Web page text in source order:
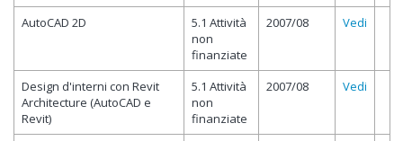
AutoCAD 2D
5.1 Attività
non
finanziate
2007/08 Vedi
Design d'interni con Revit
Architecture (AutoCAD e
Revit)
5.1 Attività
non
finanziate
2007/08 Vedi